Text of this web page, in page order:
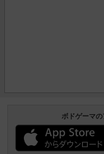
ボドゲーマ